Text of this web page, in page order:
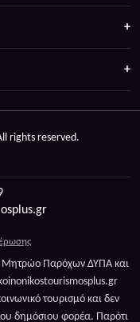
rights reserved.
Μητρώο Παρόχων ΔΥΠΑ και
τουρισμό και δεν
δημόσιου φορέα. Παρότι